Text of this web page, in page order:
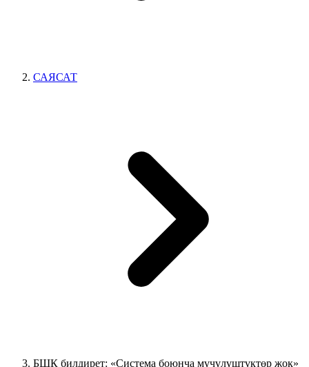
САЯСАТ
БШК билдирет: «Система боюнча мүчүлүштүктөр жок»